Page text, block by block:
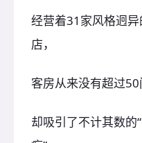
经营着31家风格迥
店，
客房从来没有超过50
却吸引了不计其数的